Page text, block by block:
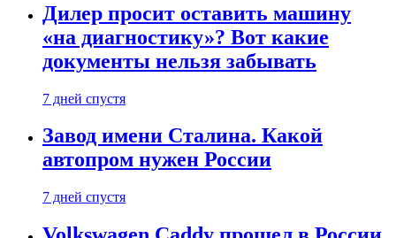
Дилер просит оставить машину
«на диагностику»? Вот какие
документы нельзя забывать
7 дней спустя
Завод имени Сталина. Какой
автопром нужен России
7 дней спустя